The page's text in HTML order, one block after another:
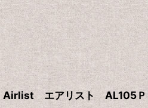
Airlist エアリスト AL105Ｐ